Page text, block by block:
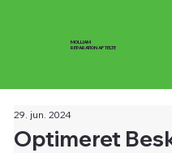
MOLLIAM
REPARATION AF TELTE
Optimeret
29. jun. 2024